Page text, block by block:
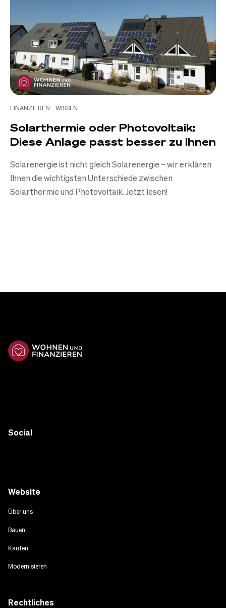
FINANZIEREN WISSEN
Solarthermie oder Photovoltaik:
Diese Anlage passt besser zu Ihnen
Solarenergie ist nicht gleich Solarenergie – wir erklären
Ihnen die wichtigsten Unterschiede zwischen
Solarthermie und Photovoltaik. Jetzt lesen!
Website
Über uns
Bauen
Kaufen
Modernisieren
Rechtliches
Social